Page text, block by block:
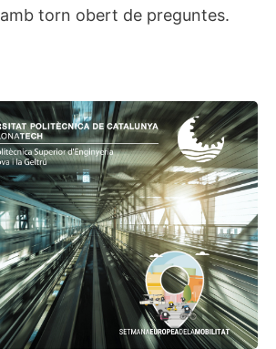
amb torn obert de preguntes.